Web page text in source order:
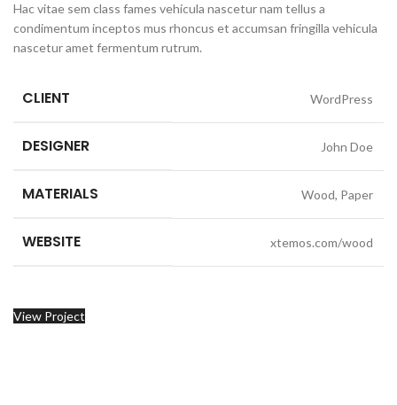
Hac vitae sem class fames vehicula nascetur nam tellus a
condimentum inceptos mus rhoncus et accumsan fringilla vehicula
nascetur amet fermentum rutrum.
CLIENT WordPress
DESIGNER John Doe
MATERIALS Wood, Paper
WEBSITE xtemos.com/wood
View Project